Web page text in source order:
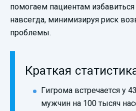
помогаем пациентам
навсегда, минимизируя риск
проблемы.
Краткая
Гигрома встречается у
мужчин на 100 тысяч